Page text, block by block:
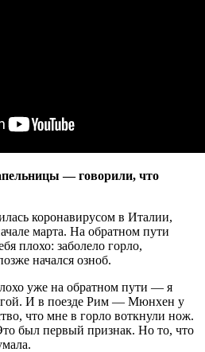
— говорили, что
коронавирусом в Италии,
марта. На обратном пути
плохо: заболело горло,
начался озноб.
уже на обратном пути — я
И в поезде Рим — Мюнхен у
что мне в горло воткнули нож.
был первый признак. Но то, что